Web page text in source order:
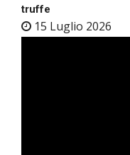
truffe
15 Luglio 2026